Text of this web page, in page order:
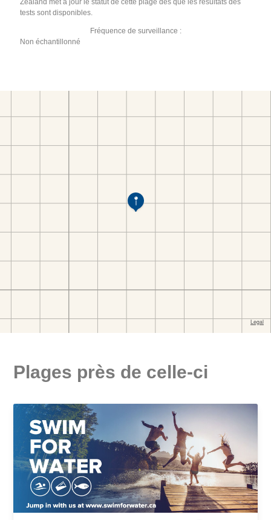
Zealand met à jour le statut de cette plage dès que les résultats des
tests sont disponibles.
Fréquence de surveillance :
Non échantillonné
Plages près de celle-ci